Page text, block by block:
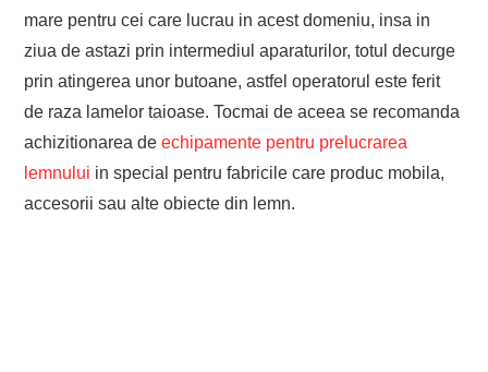
mare pentru cei care lucrau in acest domeniu, insa in
ziua de astazi prin intermediul aparaturilor, totul decurge
prin atingerea unor butoane, astfel operatorul este ferit
de raza lamelor taioase. Tocmai de aceea se recomanda
achizitionarea deechipamente pentru prelucrarea
lemnului in special pentru fabricile care produc mobila,
accesorii sau alte obiecte din lemn.